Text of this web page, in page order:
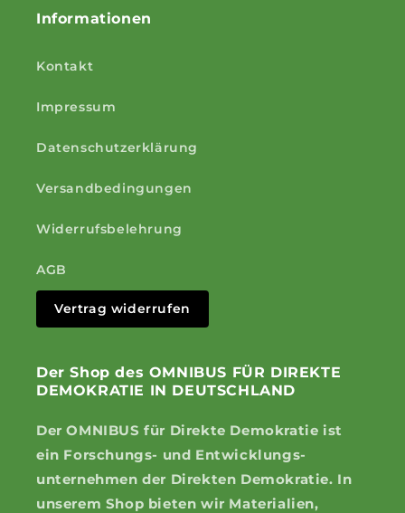
Informationen
Kontakt
Impressum
Datenschutzerklärung
Versandbedingungen
Widerrufsbelehrung
AGB
Vertrag widerrufen
Der Shop des OMNIBUS FÜR DIREKTE
DEMOKRATIE IN DEUTSCHLAND
Der OMNIBUS für Direkte Demokratie ist
ein Forschungs- und Entwicklungs-
unternehmen der Direkten Demokratie. In
unserem Shop bieten wir Materialien,